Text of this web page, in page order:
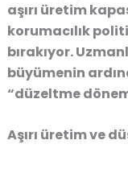
aşırı üretim
korumacılık
bırakıyor.
büyümenin
“düzeltme
Aşırı üretim ve